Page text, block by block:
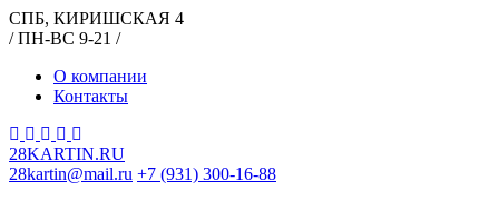
СПБ, КИРИШСКАЯ 4
/ ПН-ВС 9-21 /
О компании
Контакты
28KARTIN.RU
28kartin@mail.ru +7 (931) 300-16-88